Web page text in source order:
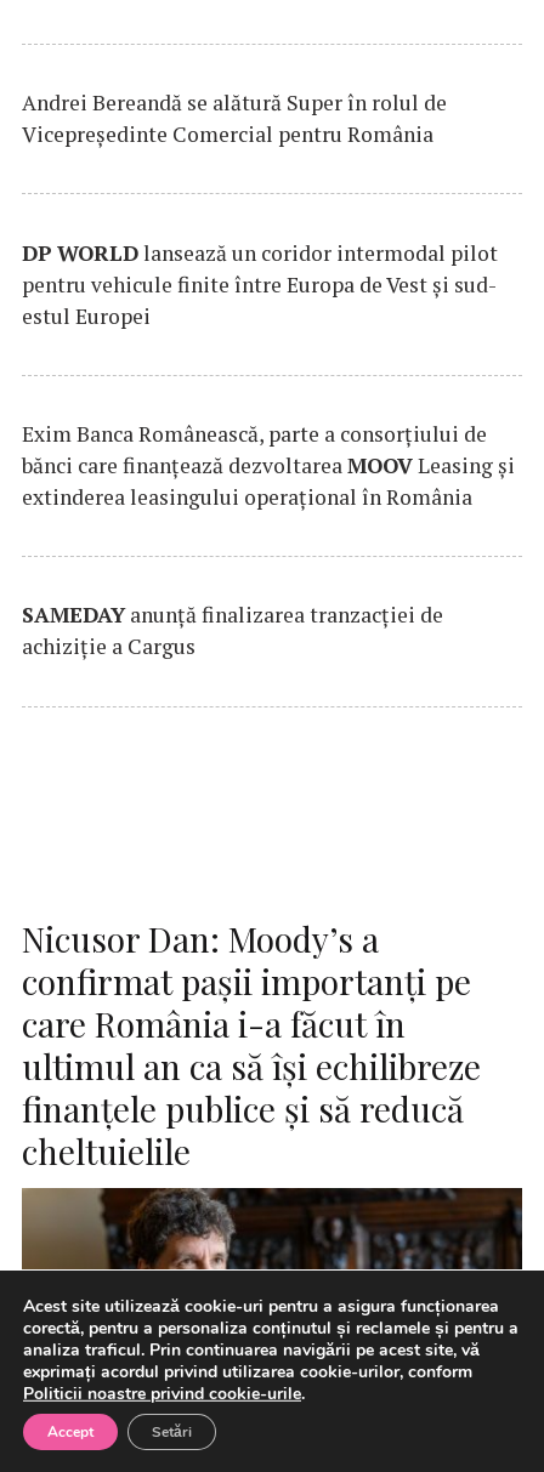
Andrei Bereandă se alătură Super în rolul de
Vicepreședinte Comercial pentru România
DP WORLDlansează un coridor intermodal pilot
pentru vehicule finite între Europa de Vest și sud-
estul Europei
Exim Banca Românească, parte a consorțiului de
bănci care finanțează dezvoltareaMOOVLeasing și
extinderea leasingului operațional în România
SAMEDAYanunță finalizarea tranzacției de
achiziție a Cargus
Nicusor Dan: Moody’s a
confirmat pașii importanți pe
care România i-a făcut în
ultimul an ca să își echilibreze
finanțele publice și să reducă
cheltuielile
Acest site utilizează cookie-uri pentru a asigura funcționarea
corectă, pentru a personaliza conținutul și reclamele și pentru a
analiza traficul. Prin continuarea navigării pe acest site, vă
exprimați acordul privind utilizarea cookie-urilor, conform
Politicii noastre privind cookie-urile.
Accept Setări